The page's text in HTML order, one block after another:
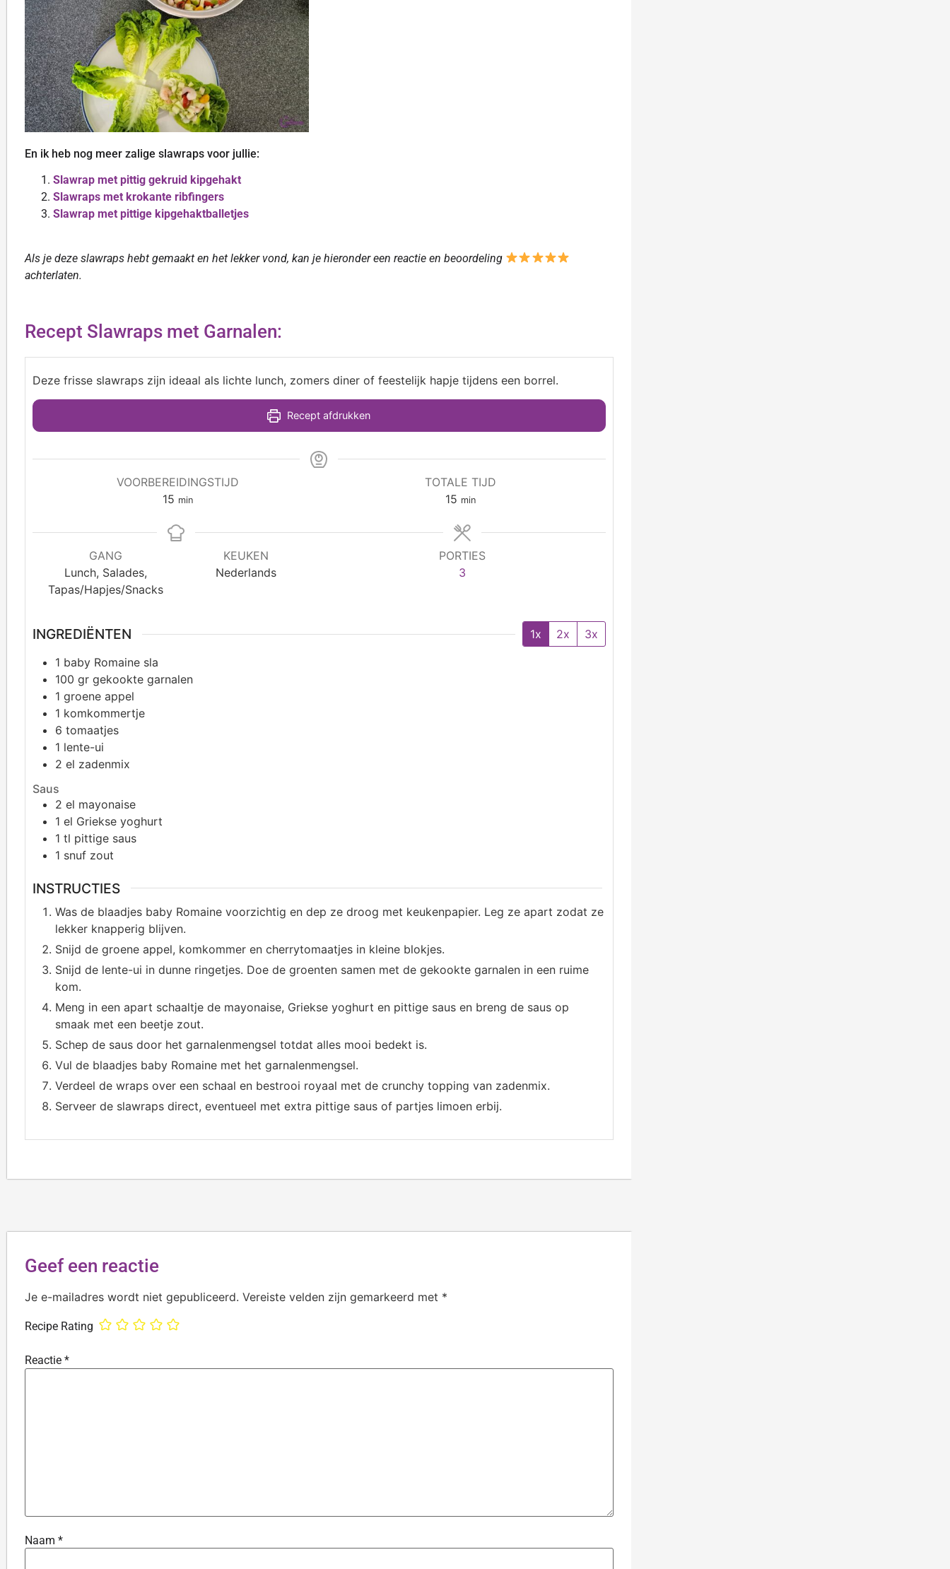
En ik heb nog meer zalige slawraps voor jullie:
Slawrap met pittig gekruid kipgehakt
Slawraps met krokante ribfingers
Slawrap met pittige kipgehaktballetjes
Als je deze slawraps hebt gemaakt en het lekker vond, kan je hieronder een reactie en beoordeling
achterlaten.
Recept Slawraps met Garnalen:
Deze frisse slawraps zijn ideaal als lichte lunch, zomers diner of feestelijk hapje tijdens een borrel.
Recept afdrukken
VOORBEREIDINGSTIJD
15 min
TOTALE TIJD
15 min
GANG
Lunch, Salades,
Tapas/Hapjes/Snacks
KEUKEN
Nederlands
PORTIES
3
INGREDIËNTEN 1x 2x
3x
1 baby Romaine sla
100 gr gekookte garnalen
1 groene appel
1 komkommertje
6 tomaatjes
1 lente-ui
2 el zadenmix
Saus
2 el mayonaise
1 el Griekse yoghurt
1 tl pittige saus
1 snuf zout
INSTRUCTIES
Was de blaadjes baby Romaine voorzichtig en dep ze droog met keukenpapier. Leg ze apart zodat ze
lekker knapperig blijven.
Snijd de groene appel, komkommer en cherrytomaatjes in kleine blokjes.
Snijd de lente-ui in dunne ringetjes. Doe de groenten samen met de gekookte garnalen in een ruime
kom.
Meng in een apart schaaltje de mayonaise, Griekse yoghurt en pittige saus en breng de saus op
smaak met een beetje zout.
Schep de saus door het garnalenmengsel totdat alles mooi bedekt is.
Vul de blaadjes baby Romaine met het garnalenmengsel.
Verdeel de wraps over een schaal en bestrooi royaal met de crunchy topping van zadenmix.
Serveer de slawraps direct, eventueel met extra pittige saus of partjes limoen erbij.
Geef een reactie
Je e-mailadres wordt niet gepubliceerd. Vereiste velden zijn gemarkeerd met *
Recipe Rating
Reactie *
Naam *